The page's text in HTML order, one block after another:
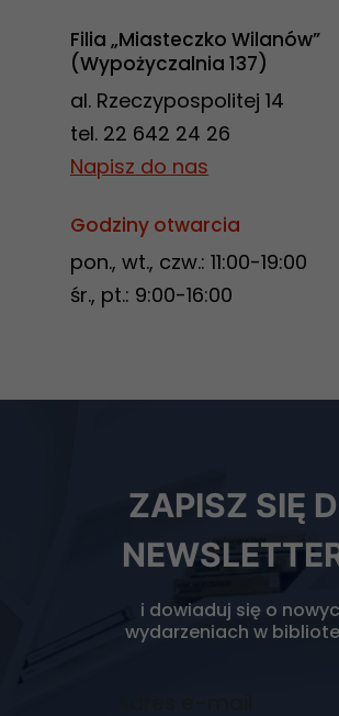
Filia „Miasteczko Wilanów”
(Wypożyczalnia 137)
al. Rzeczypospolitej 14
tel. 22 642 24 26
Napisz do nas
Godziny otwarcia
pon., wt., czw.: 11:00-19:00
śr., pt.: 9:00-16:00
biblioteki
ZAPISZ SIĘ
i dowiaduj się o
wydarzeniach w